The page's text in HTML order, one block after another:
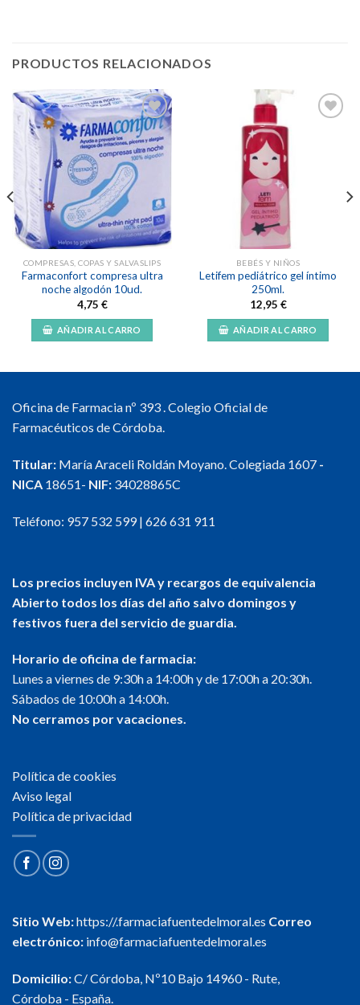
PRODUCTOS RELACIONADOS
Añadir
lista de
deseos
COMPRESAS, COPAS Y SALVASLIPS
Farmaconfort compresa ultra
noche algodón 10ud.
4,75 €
AÑADIR AL CARRO
BEBÉS Y NIÑOS
Letifem pediátrico gel íntimo
250ml.
12,95 €
AÑADIR AL CARRO
Oficina de Farmacia nº 393 . Colegio Oficial de
Farmacéuticos de Córdoba.
Titular: María Araceli Roldán Moyano. Colegiada 1607 -
NICA 18651- NIF: 34028865C
Teléfono: 957 532 599| 626 631 911
Los precios incluyen IVA y recargos de equivalencia
Abierto todos los días del año salvo domingos y
festivos fuera del servicio de guardia.
Horario de oficina de farmacia:
Lunes a viernes de 9:30h a 14:00h y de 17:00h a 20:30h.
Sábados de 10:00h a 14:00h.
No cerramos por vacaciones.
Política de cookies
Aviso legal
Política de privacidad
Sitio Web:https://.farmaciafuentedelmoral.es Correo
electrónico: info@farmaciafuentedelmoral.es
Domicilio:C/ Córdoba, Nº10 Bajo 14960 - Rute,
Córdoba - España.